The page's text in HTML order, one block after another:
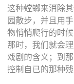
这种螳螂来消除
园散步，并且用
物悄悄爬行的时
那时，我们就会
戏剧的含义；到
控制自已的那种